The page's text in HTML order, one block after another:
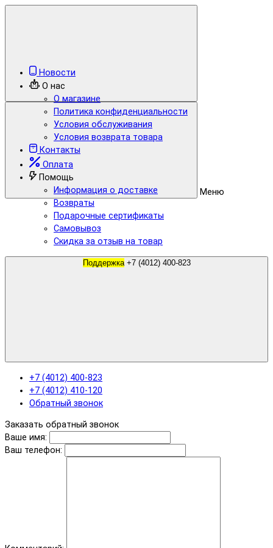
Меню
Новости
О нас
О магазине
Политика конфиденциальности
Условия обслуживания
Условия возврата товара
Контакты
Оплата
Помощь
Информация о доставке
Возвраты
Подарочные сертификаты
Самовывоз
Скидка за отзыв на товар
Поддержка +7 (4012) 400-823
+7 (4012) 400-823
+7 (4012) 410-120
Обратный звонок
Заказать обратный звонок
Ваше имя:
Ваш телефон: